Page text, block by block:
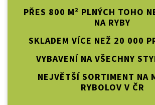
PŘES 800 M² PLNÝCH TOHO
NA RYBY
SKLADEM VÍCE NEŽ 20 000
VYBAVENÍ NA VŠECHNY
NEJVĚTŠÍ SORTIMENT NA
RYBOLOV V ČR